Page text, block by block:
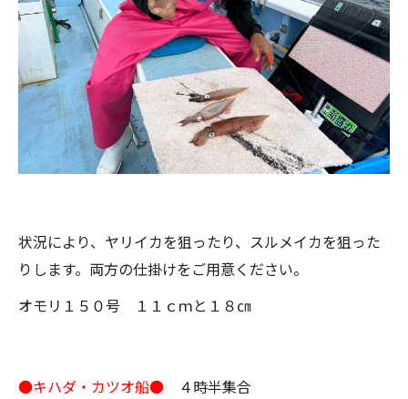
状況により、ヤリイカを狙ったり、スルメイカを狙った
りします。両方の仕掛けをご用意ください。
オモリ１５０号 １１ｃｍと１８㎝
●キハダ・カツオ船● ４時半集合